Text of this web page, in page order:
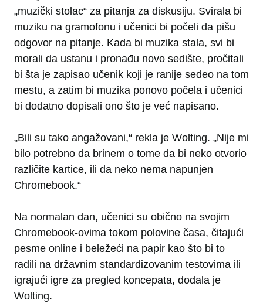
„muzički stolac“ za pitanja za diskusiju. Svirala bi
muziku na gramofonu i učenici bi počeli da pišu
odgovor na pitanje. Kada bi muzika stala, svi bi
morali da ustanu i pronađu novo sedište, pročitali
bi šta je zapisao učenik koji je ranije sedeo na tom
mestu, a zatim bi muzika ponovo počela i učenici
bi dodatno dopisali ono što je već napisano.
„Bili su tako angažovani,“ rekla je Wolting. „Nije mi
bilo potrebno da brinem o tome da bi neko otvorio
različite kartice, ili da neko nema napunjen
Chromebook.“
Na normalan dan, učenici su obično na svojim
Chromebook-ovima tokom polovine časa, čitajući
pesme online i beležeći na papir kao što bi to
radili na državnim standardizovanim testovima ili
igrajući igre za pregled koncepata, dodala je
Wolting.